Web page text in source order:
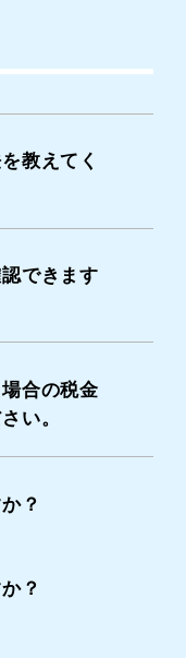
教えてく
できます
合の税金
い。
？
？